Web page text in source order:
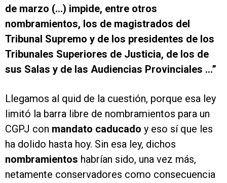
de marzo (…) impide, entre otros
nombramientos, los de magistrados del
Tribunal Supremo y de los presidentes de los
Tribunales Superiores de Justicia, de los de
sus Salas y de las Audiencias Provinciales …”
Llegamos al quid de la cuestión, porque esa ley
limitó la barra libre de nombramientos para un
CGPJ con mandato caducado y eso sí que les
ha dolido hasta hoy. Sin esa ley, dichos
nombramientos habrían sido, una vez más,
netamente conservadores como consecuencia